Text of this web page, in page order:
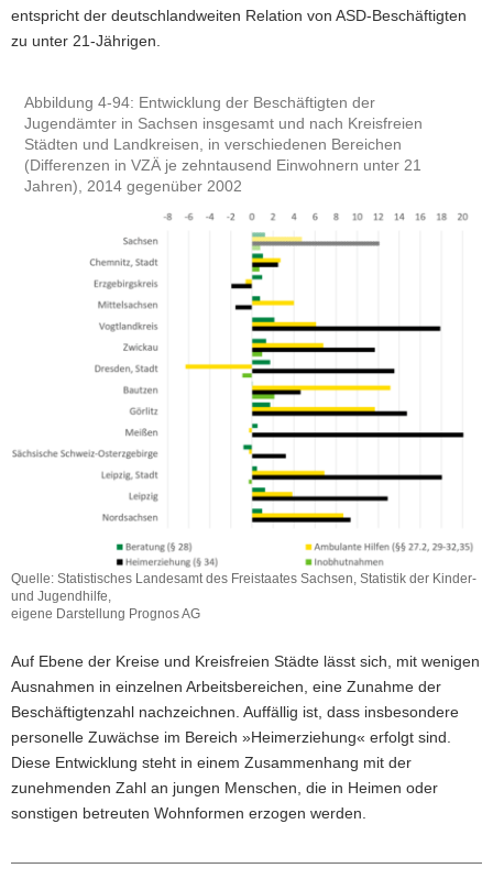
entspricht der deutschlandweiten Relation von ASD-Beschäftigten
zu unter 21-Jährigen.
Abbildung 4-94: Entwicklung der Beschäftigten der
Jugendämter in Sachsen insgesamt und nach Kreisfreien
Städten und Landkreisen, in verschiedenen Bereichen
(Differenzen in VZÄ je zehntausend Einwohnern unter 21
Jahren), 2014 gegenüber 2002
Quelle: Statistisches Landesamt des Freistaates Sachsen, Statistik der Kinder-
und Jugendhilfe,
eigene Darstellung Prognos AG
Auf Ebene der Kreise und Kreisfreien Städte lässt sich, mit wenigen
Ausnahmen in einzelnen Arbeitsbereichen, eine Zunahme der
Beschäftigtenzahl nachzeichnen. Auffällig ist, dass insbesondere
personelle Zuwächse im Bereich »Heimerziehung« erfolgt sind.
Diese Entwicklung steht in einem Zusammenhang mit der
zunehmenden Zahl an jungen Menschen, die in Heimen oder
sonstigen betreuten Wohnformen erzogen werden.